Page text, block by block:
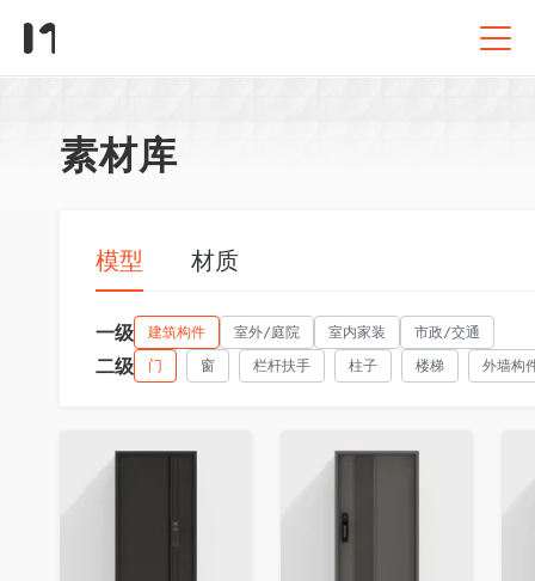
素材库
模型 材质
一级 建筑构件 室外/庭院 室内家装 市政/交通
二级 门 窗 栏杆扶手 柱子 楼梯 外墙构
收藏 收藏